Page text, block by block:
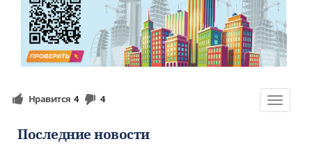
Toggle
Нравится 4 4
Последние новости